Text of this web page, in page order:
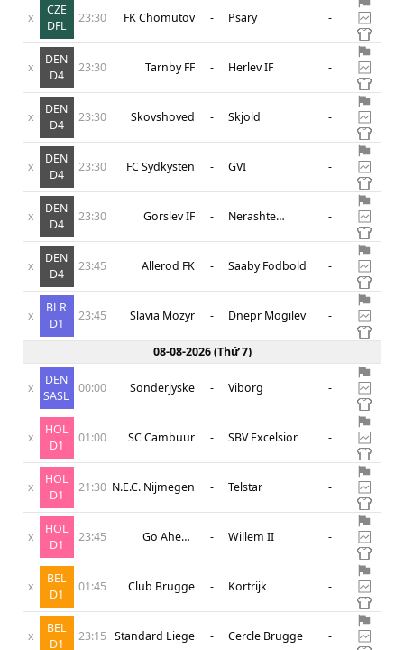
x
CZE
DFL
23:30 FK Chomutov - Psary -
x
DEN
D4
23:30 Tarnby FF - Herlev IF -
x
DEN
D4
23:30 Skovshoved - Skjold -
x
DEN
D4
23:30 FC Sydkysten - GVI -
x
DEN
D4
23:30 Gorslev IF -
Nerashte
-
x
DEN
D4
23:45 Allerod FK - Saaby Fodbold -
x
BLR
D1
23:45 Slavia Mozyr - Dnepr Mogilev -
08-08-2026(Thứ 7)
x
DEN
SASL
00:00 Sonderjyske - Viborg -
x
HOL
D1
01:00 SC Cambuur - SBV Excelsior -
x
HOL
D1
21:30 N.E.C. Nijmegen - Telstar -
x
HOL
D1
23:45
Go Ahead
- Willem II -
x
BEL
D1
01:45 Club Brugge - Kortrijk -
x
BEL
D1
23:15 Standard Liege - Cercle Brugge -